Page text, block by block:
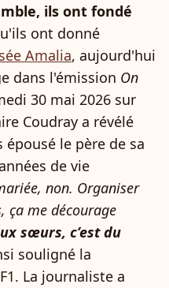
ils ont fondé
ont donné
Amalia, aujourd'hui
dans l'émission On
30 mai 2026 sur
Coudray a révélé
le père de sa
de vie
non. Organiser
ça me décourage
sœurs, c’est du
souligné la
La journaliste a